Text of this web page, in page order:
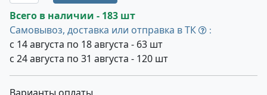
Всего в наличии - 183 шт
Самовывоз, доставка или отправка в ТК
:
с 14 августа по 18 августа - 63 шт
с 24 августа по 31 августа - 120 шт